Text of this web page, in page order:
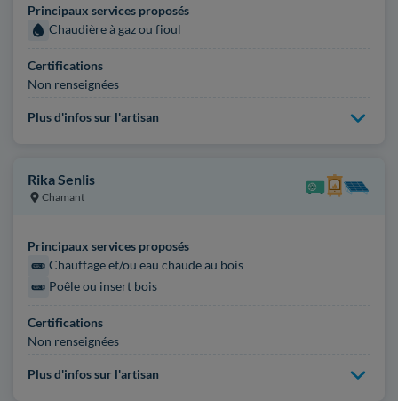
Principaux services proposés
Chaudière à gaz ou fioul
Certifications
Non renseignées
Plus d'infos sur l'artisan
Rika Senlis
Chamant
Principaux services proposés
Chauffage et/ou eau chaude au bois
Poêle ou insert bois
Certifications
Non renseignées
Plus d'infos sur l'artisan